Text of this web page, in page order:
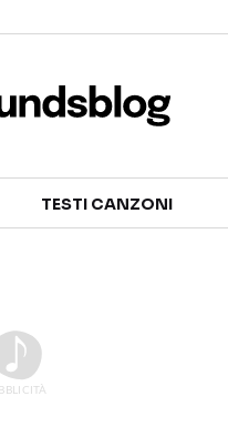
TALENT SHOW
TESTI CANZONI